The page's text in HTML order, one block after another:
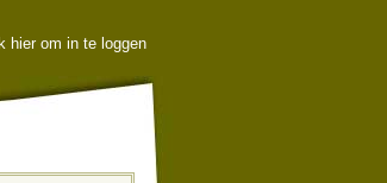
hier om in te loggen